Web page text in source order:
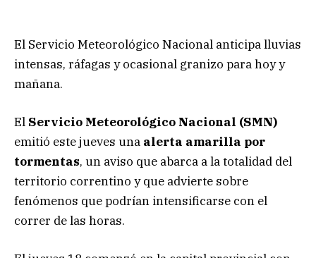
El Servicio Meteorológico Nacional anticipa lluvias
intensas, ráfagas y ocasional granizo para hoy y
mañana.
El Servicio Meteorológico Nacional (SMN)
emitió este jueves una alerta amarilla por
tormentas, un aviso que abarca a la totalidad del
territorio correntino y que advierte sobre
fenómenos que podrían intensificarse con el
correr de las horas.